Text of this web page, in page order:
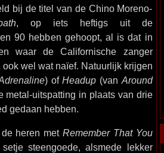
bij de titel van de Chino Moreno-
, op iets heftigs uit de
90 hebben gehoopt, al is dat in
waar de Californische zanger
wel wat naïef. Natuurlijk krijgen
) ofHeadup (van Around
metal-uitspatting in plaats van drie
gedaan hebben.
heren met Remember That You
steengoede, alsmede lekker